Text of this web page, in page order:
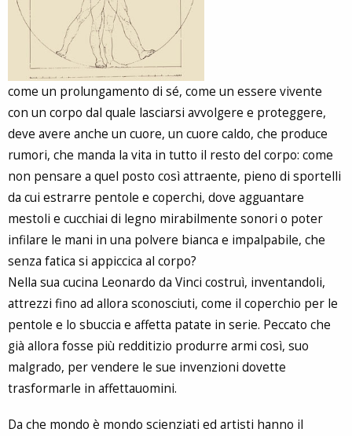
come un prolungamento di sé, come un essere vivente
con un corpo dal quale lasciarsi avvolgere e proteggere,
deve avere anche un cuore, un cuore caldo, che produce
rumori, che manda la vita in tutto il resto del corpo: come
non pensare a quel posto così attraente, pieno di sportelli
da cui estrarre pentole e coperchi, dove agguantare
mestoli e cucchiai di legno mirabilmente sonori o poter
infilare le mani in una polvere bianca e impalpabile, che
senza fatica si appiccica al corpo?
Nella sua cucina Leonardo da Vinci costruì, inventandoli,
attrezzi fino ad allora sconosciuti, come il coperchio per le
pentole e lo sbuccia e affetta patate in serie. Peccato che
già allora fosse più redditizio produrre armi così, suo
malgrado, per vendere le sue invenzioni dovette
trasformarle in affettauomini.
Da che mondo è mondo scienziati ed artisti hanno il